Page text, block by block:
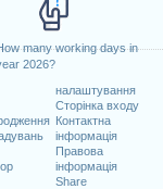
many working days in
2026?
налаштування
Сторінка входу
Контактна
інформація
Правова
інформація
Share